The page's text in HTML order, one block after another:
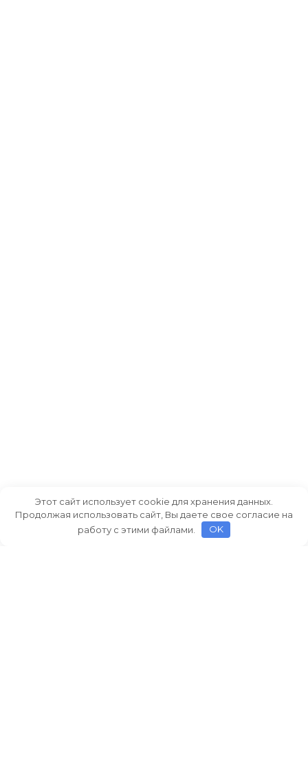
Этот сайт использует cookie для хранения данных.
Продолжая использовать сайт, Вы даете свое согласие на
работу с этими файлами.
OK